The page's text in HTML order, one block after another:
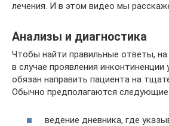
лечения. И в этом видео мы
Анализы и диагностика
Чтобы найти правильные ответы,
в случае проявления инконтиненции
обязан направить пациента на
Обычно предполагаются
ведение дневника, где